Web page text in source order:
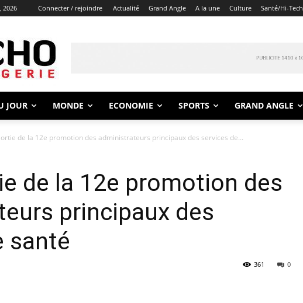
2026 Connecter / rejoindre Actualité Grand Angle A la une Culture Santé/Hi-Tech
JOUR MONDE ECONOMIE SPORTS GRAND ANGLE
de la 12e promotion des administrateurs principaux des services de...
de la 12e promotion des
principaux des
santé
0
361